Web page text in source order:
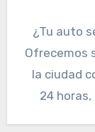
¿Tu auto
Ofrecemos
la ciudad
24